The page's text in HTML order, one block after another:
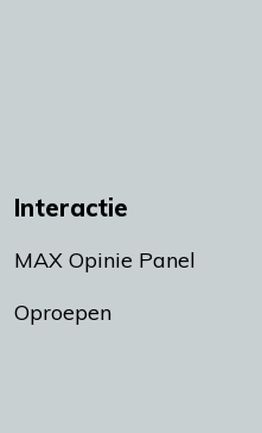
Interactie
MAX Opinie Panel
Oproepen